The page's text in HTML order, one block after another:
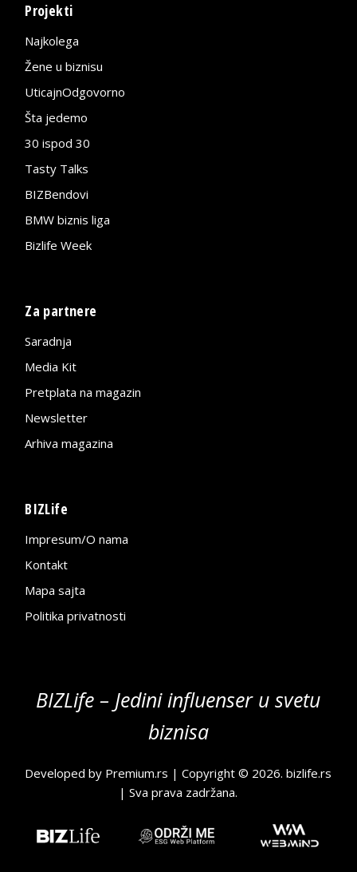
Projekti
Najkolega
Žene u biznisu
UticajnOdgovorno
Šta jedemo
30 ispod 30
Tasty Talks
BIZBendovi
BMW biznis liga
Bizlife Week
Za partnere
Saradnja
Media Kit
Pretplata na magazin
Newsletter
Arhiva magazina
BIZLife
Impresum/O nama
Kontakt
Mapa sajta
Politika privatnosti
BIZLife – Jedini influenser u svetu
biznisa
Developed by Premium.rs | Copyright © 2026.bizlife.rs
| Sva prava zadržana.